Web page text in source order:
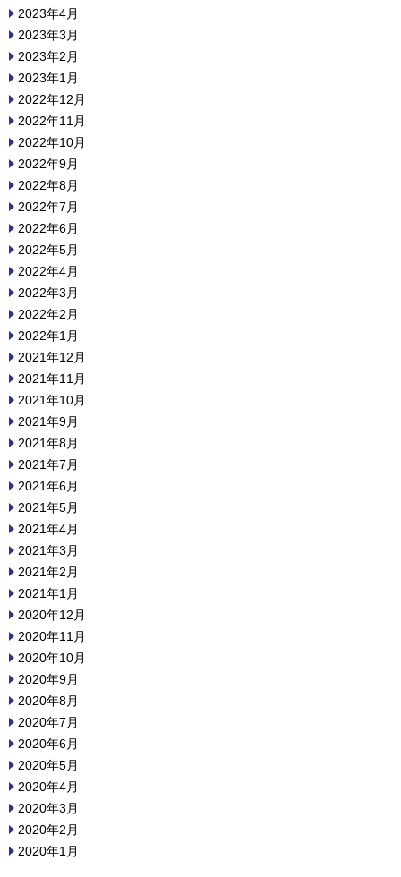
2023年4月
2023年3月
2023年2月
2023年1月
2022年12月
2022年11月
2022年10月
2022年9月
2022年8月
2022年7月
2022年6月
2022年5月
2022年4月
2022年3月
2022年2月
2022年1月
2021年12月
2021年11月
2021年10月
2021年9月
2021年8月
2021年7月
2021年6月
2021年5月
2021年4月
2021年3月
2021年2月
2021年1月
2020年12月
2020年11月
2020年10月
2020年9月
2020年8月
2020年7月
2020年6月
2020年5月
2020年4月
2020年3月
2020年2月
2020年1月